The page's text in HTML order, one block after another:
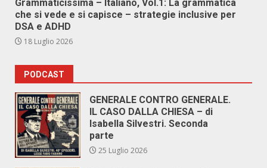
Grammaticissima – Italiano, Vol.1: La grammatica
che si vede e si capisce – strategie inclusive per
DSA e ADHD
18 Luglio 2026
PODCAST
GENERALE CONTRO GENERALE.
IL CASO DALLA CHIESA – di
Isabella Silvestri. Seconda
parte
25 Luglio 2026